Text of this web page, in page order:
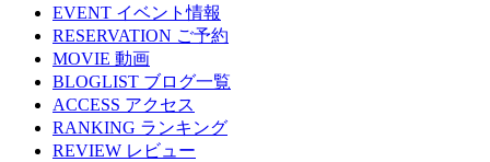
EVENT イベント情報
RESERVATION ご予約
MOVIE 動画
BLOGLIST ブログ一覧
ACCESS アクセス
RANKING ランキング
REVIEW レビュー